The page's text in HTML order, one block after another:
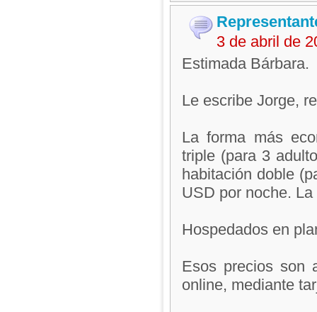
3 de abril de
Estimada Bárbara.
Le escribe Jorge,
La forma más
triple (para 3
habitación doble
USD por noche.
Hospedados en
Esos precios son
online, mediante